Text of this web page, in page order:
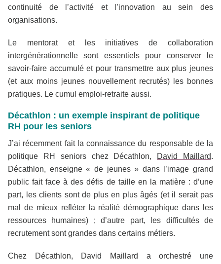
continuité de l’activité et l’innovation au sein des
organisations.
Le mentorat et les initiatives de collaboration
intergénérationnelle sont essentiels pour conserver le
savoir-faire accumulé et pour transmettre aux plus jeunes
(et aux moins jeunes nouvellement recrutés) les bonnes
pratiques. Le cumul emploi-retraite aussi.
Décathlon : un exemple inspirant de politique
RH pour les seniors
J’ai récemment fait la connaissance du responsable de la
politique RH seniors chez Décathlon,
David Maillard.
Décathlon, enseigne « de jeunes » dans l’image grand
public fait face à des défis de taille en la matière : d’une
part, les clients sont de plus en plus âgés (et il serait pas
mal de mieux refléter la réalité démographique dans les
ressources humaines) ; d’autre part, les difficultés de
recrutement sont grandes dans certains métiers.
Chez Décathlon, David Maillard a orchestré une